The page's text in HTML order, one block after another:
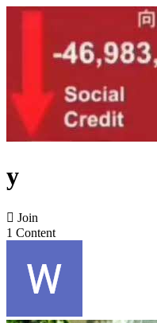
y
 Join
1 Content